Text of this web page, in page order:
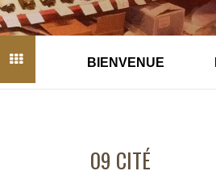
BIENVENUE
09 CITÉ